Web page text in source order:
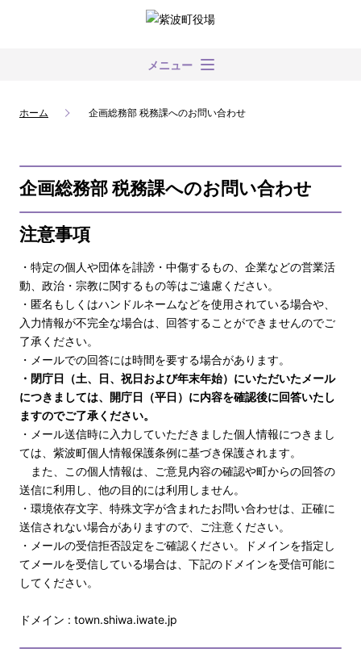
メニュー
ホーム 企画総務部 税務課へのお問い合わせ
企画総務部 税務課へのお問い合わせ
注意事項
・特定の個人や団体を誹謗・中傷するもの、企業などの営業活
動、政治・宗教に関するもの等はご遠慮ください。
・匿名もしくはハンドルネームなどを使用されている場合や、
入力情報が不完全な場合は、回答することができませんのでご
了承ください。
・メールでの回答には時間を要する場合があります。
・閉庁日（土、日、祝日および年末年始）にいただいたメール
につきましては、開庁日（平日）に内容を確認後に回答いたし
ますのでご了承ください。
・メール送信時に入力していただきました個人情報につきまし
ては、紫波町個人情報保護条例に基づき保護されます。
また、この個人情報は、ご意見内容の確認や町からの回答の
送信に利用し、他の目的には利用しません。
・環境依存文字、特殊文字が含まれたお問い合わせは、正確に
送信されない場合がありますので、ご注意ください。
・メールの受信拒否設定をご確認ください。ドメインを指定し
てメールを受信している場合は、下記のドメインを受信可能に
してください。
ドメイン : town.shiwa.iwate.jp